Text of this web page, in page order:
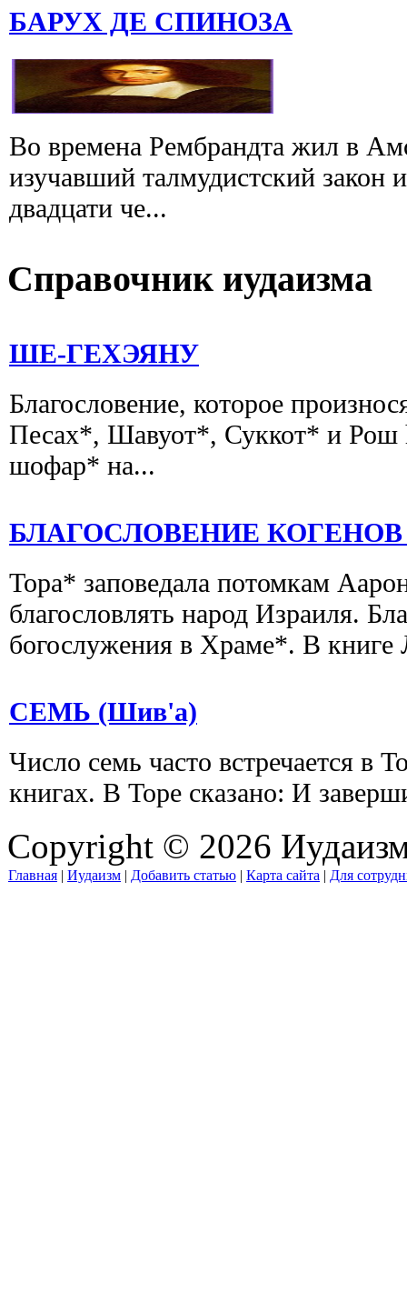
БАРУХ ДЕ СПИНОЗА
Во времена Рембрандта жил в
изучавший талмудистский
двадцати че...
Справочник иудаизма
ШЕ-ГЕХЭЯНУ
Благословение, которое
Песах*, Шавуот*, Суккот* и Рош
шофар* на...
БЛАГОСЛОВЕНИЕ КОГЕНОВ
Тора* заповедала потомкам
благословлять народ Израиля.
богослужения в Храме*. В книге
СЕМЬ (Шив'а)
Число семь часто встречается в
книгах. В Торе сказано: И
Copyright © 2026
Главная | Иудаизм | Добавить статью | Карта сайта | Для